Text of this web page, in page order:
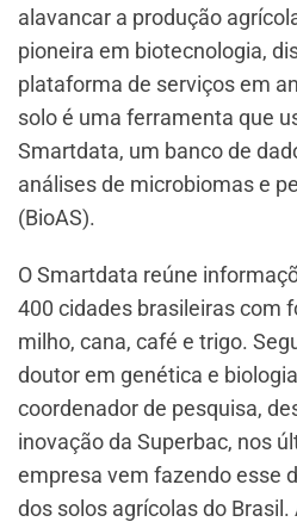
alavancar a produção
pioneira em biotecnologia,
plataforma de serviços em
solo é uma ferramenta que
Smartdata, um banco de
análises de microbiomas e
(BioAS).
O Smartdata reúne
400 cidades brasileiras com
milho, cana, café e trigo.
doutor em genética e
coordenador de pesquisa,
inovação da Superbac, nos
empresa vem fazendo esse
dos solos agrícolas do